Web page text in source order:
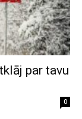
par tavu
0